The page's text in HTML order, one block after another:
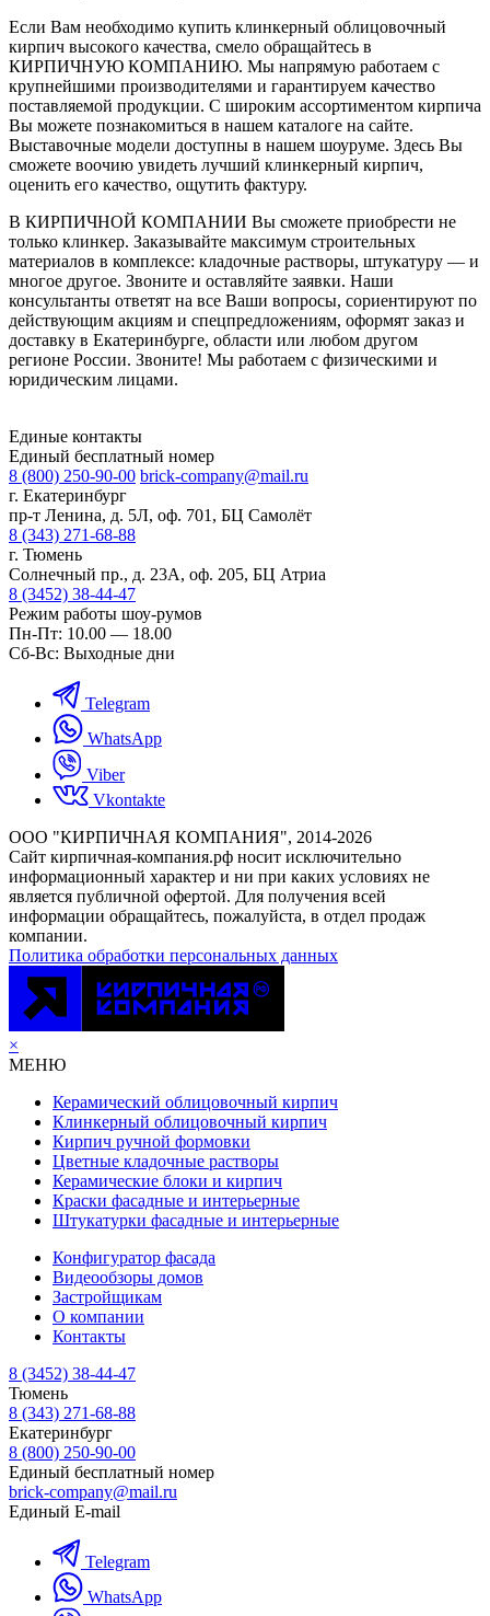
Если Вам необходимо купить клинкерный облицовочный
кирпич высокого качества, смело обращайтесь в
КИРПИЧНУЮ КОМПАНИЮ. Мы напрямую работаем с
крупнейшими производителями и гарантируем качество
поставляемой продукции. С широким ассортиментом кирпича
Вы можете познакомиться в нашем каталоге на сайте.
Выставочные модели доступны в нашем шоуруме. Здесь Вы
сможете воочию увидеть лучший клинкерный кирпич,
оценить его качество, ощутить фактуру.
В КИРПИЧНОЙ КОМПАНИИ Вы сможете приобрести не
только клинкер. Заказывайте максимум строительных
материалов в комплексе: кладочные растворы, штукатуру — и
многое другое. Звоните и оставляйте заявки. Наши
консультанты ответят на все Ваши вопросы, сориентируют по
действующим акциям и спецпредложениям, оформят заказ и
доставку в Екатеринбурге, области или любом другом
регионе России. Звоните! Мы работаем с физическими и
юридическим лицами.
Единые контакты
Единый бесплатный номер
8 (800) 250-90-00 brick-company@mail.ru
г. Екатеринбург
пр-т Ленина, д. 5Л, оф. 701, БЦ Самолёт
8 (343) 271-68-88
г. Тюмень
Солнечный пр., д. 23А, оф. 205, БЦ Атриа
8 (3452) 38-44-47
Режим работы шоу-румов
Пн-Пт: 10.00 — 18.00
Сб-Вс: Выходные дни
Telegram
WhatsApp
Viber
Vkontakte
ООО "КИРПИЧНАЯ КОМПАНИЯ", 2014-2026
Cайт кирпичная-компания.рф носит исключительно
информационный характер и ни при каких условиях не
является публичной офертой. Для получения всей
информации обращайтесь, пожалуйста, в отдел продаж
компании.
Политика обработки персональных данных
×
МЕНЮ
Керамический облицовочный кирпич
Клинкерный облицовочный кирпич
Кирпич ручной формовки
Цветные кладочные растворы
Керамические блоки и кирпич
Краски фасадные и интерьерные
Штукатурки фасадные и интерьерные
Конфигуратор фасада
Видеообзоры домов
Застройщикам
О компании
Контакты
8 (3452) 38-44-47
Тюмень
8 (343) 271-68-88
Екатеринбург
8 (800) 250-90-00
Единый бесплатный номер
brick-company@mail.ru
Единый E-mail
Telegram
WhatsApp